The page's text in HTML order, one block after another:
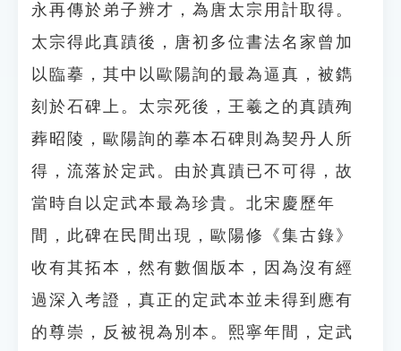
永再傳於弟子辨才，為唐太宗用計取得。
太宗得此真蹟後，唐初多位書法名家曾加
以臨摹，其中以歐陽詢的最為逼真，被鐫
刻於石碑上。太宗死後，王羲之的真蹟殉
葬昭陵，歐陽詢的摹本石碑則為契丹人所
得，流落於定武。由於真蹟已不可得，故
當時自以定武本最為珍貴。北宋慶歷年
間，此碑在民間出現，歐陽修《集古錄》
收有其拓本，然有數個版本，因為沒有經
過深入考證，真正的定武本並未得到應有
的尊崇，反被視為別本。熙寧年間，定武